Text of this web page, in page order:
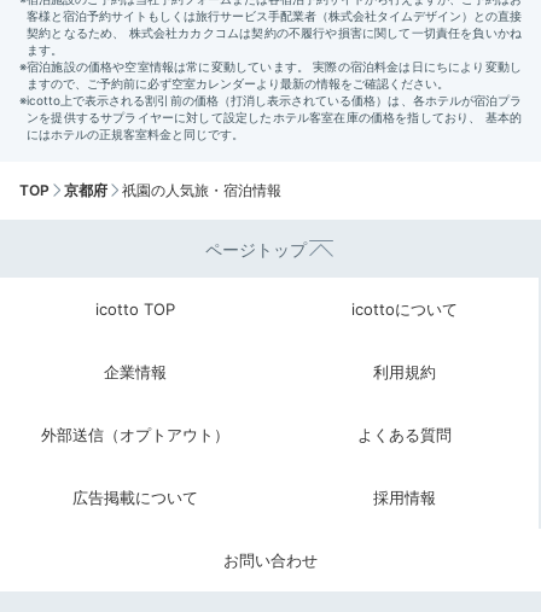
TOP 京都府 祇園の人気旅・宿泊情報
ページトップ
icotto TOP icottoについて
企業情報 利用規約
外部送信（オプトアウト） よくある質問
広告掲載について 採用情報
お問い合わせ